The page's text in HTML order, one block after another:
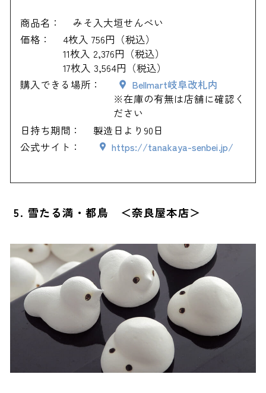
商品名：
みそ入大垣せんべい
価格：
4枚入 756円（税込）
11枚入 2,376円（税込）
17枚入 3,564円（税込）
購入できる場所：
Bellmart岐阜改札内
※在庫の有無は店舗に確認く
ださい
日持ち期間：
製造日より90日
公式サイト：
https://tanakaya-senbei.jp/
5. 雪たる満・都鳥 ＜奈良屋本店＞